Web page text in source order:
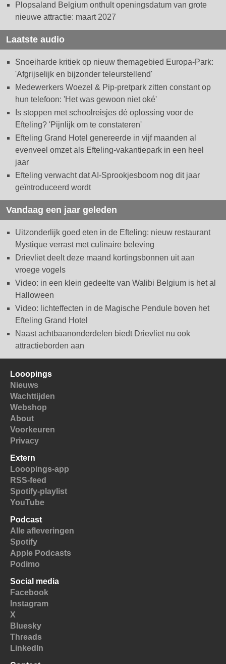
Plopsaland Belgium onthult openingsdatum van grote
nieuwe attractie: maart 2027
Laatste audio
Snoeiharde kritiek op nieuw themagebied Europa-Park:
'Afgrijselijk en bijzonder teleurstellend'
Medewerkers Woezel & Pip-pretpark zitten constant op
hun telefoon: 'Het was gewoon niet oké'
Is stoppen met schoolreisjes dé oplossing voor de
Efteling? 'Pijnlijk om te constateren'
Efteling Grand Hotel genereerde in vijf maanden al
evenveel omzet als Efteling-vakantiepark in een heel
jaar
Efteling verwacht dat AI-Sprookjesboom nog dit jaar
geïntroduceerd wordt
Vandaag een jaar geleden
Uitzonderlijk goed eten in de Efteling: nieuw restaurant
Mystique verrast met culinaire beleving
Drievliet deelt deze maand kortingsbonnen uit aan
vroege vogels
Video: in een klein gedeelte van Walibi Belgium is het al
Halloween
Video: lichteffecten in de Magische Pendule boven het
Efteling Grand Hotel
Naast achtbaanonderdelen biedt Drievliet nu ook
attractieborden aan
Looopings
Nieuws
Wachttijden
Webshop
About
Voorkeuren
Privacy
Extern
Looopings-app
RSS-feed
Spotify-playlist
YouTube
Podcast
Alle afleveringen
Spotify
Apple Podcasts
Podimo
Social media
Facebook
Instagram
X
Bluesky
Threads
LinkedIn